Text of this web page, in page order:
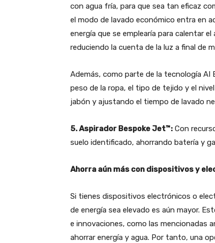
con agua fría, para que sea tan eficaz
el modo de lavado económico entra en
energía que se emplearía para calentar
reduciendo la cuenta de la luz a final de
Además, como parte de la tecnología AI
peso de la ropa, el tipo de tejido y el
jabón y ajustando el tiempo de lavado
5.Aspirador Bespoke Jet™: Con
suelo identificado, ahorrando batería y
Ahorra aún más con dispositivos y
Si tienes dispositivos electrónicos o
de energía sea elevado es aún mayor.
e innovaciones, como las mencionadas
ahorrar energía y agua. Por tanto, una